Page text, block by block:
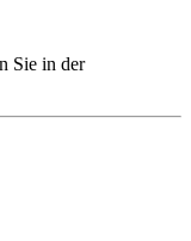
Sie in der